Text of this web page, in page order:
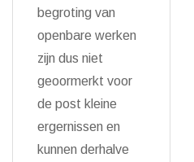
begroting van
openbare werken
zijn dus niet
geoormerkt voor
de post kleine
ergernissen en
kunnen derhalve